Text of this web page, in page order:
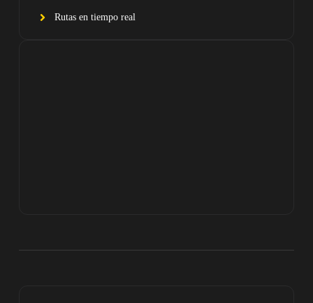
Rutas en tiempo real